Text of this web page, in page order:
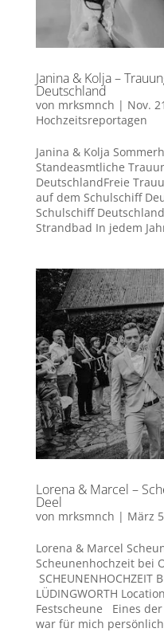
Janina & Kolja –
Deutschland
von mrksmnch | Nov.
Hochzeitsreportagen
Janina & Kolja
Standeasmtliche
DeutschlandFreie
auf dem Schulschiff
Schulschiff
Strandbad In jedem
Lorena & Marcel –
Deel
von mrksmnch | März
Lorena & Marcel
Scheunenhochzeit bei
SCHEUNENHOCHZEIT
LÜDINGWORTH
Festscheune Eines
war für mich